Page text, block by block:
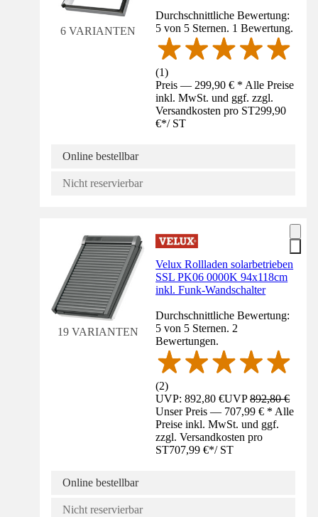
6 VARIANTEN
Durchschnittliche Bewertung:
5 von 5 Sternen. 1 Bewertung.
(1)
Preis — 299,90 € * Alle Preise
inkl. MwSt. und ggf. zzgl.
Versandkosten pro ST299,90
€*/ ST
Online bestellbar
Nicht reservierbar
19 VARIANTEN
Velux Rollladen solarbetrieben
SSL PK06 0000K 94x118cm
inkl. Funk-Wandschalter
Durchschnittliche Bewertung:
5 von 5 Sternen. 2
Bewertungen.
(2)
UVP: 892,80 €UVP892,80 €
Unser Preis — 707,99 € * Alle
Preise inkl. MwSt. und ggf.
zzgl. Versandkosten pro
ST707,99 €*/ ST
Online bestellbar
Nicht reservierbar